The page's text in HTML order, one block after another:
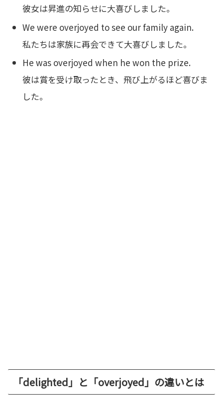
彼女は昇進の知らせに大喜びしました。
We were overjoyed to see our family again.
私たちは家族に再会できて大喜びしました。
He was overjoyed when he won the prize.
彼は賞を受け取ったとき、飛び上がるほど喜びま
した。
「delighted」と「overjoyed」の違いとは